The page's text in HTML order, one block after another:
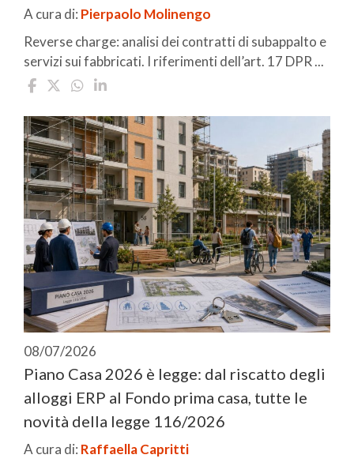
A cura di: Pierpaolo Molinengo
Reverse charge: analisi dei contratti di subappalto e
servizi sui fabbricati. I riferimenti dell’art. 17 DPR ...
08/07/2026
Piano Casa 2026 è legge: dal riscatto degli
alloggi ERP al Fondo prima casa, tutte le
novità della legge 116/2026
A cura di: Raffaella Capritti